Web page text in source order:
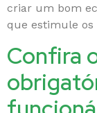
criar um bom
que estimule
Confira